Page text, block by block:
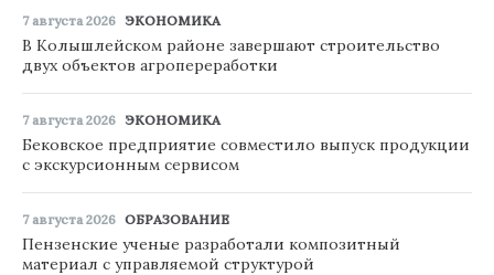
7 августа 2026 ЭКОНОМИКА
В Колышлейском районе завершают строительство
двух объектов агропереработки
7 августа 2026 ЭКОНОМИКА
Бековское предприятие совместило выпуск продукции
с экскурсионным сервисом
7 августа 2026 ОБРАЗОВАНИЕ
Пензенские ученые разработали композитный
материал с управляемой структурой